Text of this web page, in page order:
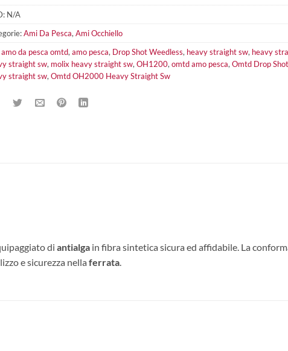
N/A
Ami Da Pesca, Ami Occhiello
amo da pesca omtd, amo pesca, Drop Shot Weedless, heavy straight sw, heavy
straight sw, molix heavy straight sw, OH1200, omtd amo pesca, Omtd Drop
straight sw, Omtd OH2000 Heavy Straight Sw
di antialga in fibra sintetica sicura ed affidabile. La
e sicurezza nella ferrata.